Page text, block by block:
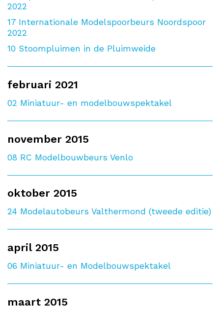
2022
17 Internationale Modelspoorbeurs Noordspoor
2022
10 Stoompluimen in de Pluimweide
februari 2021
02 Miniatuur- en modelbouwspektakel
november 2015
08 RC Modelbouwbeurs Venlo
oktober 2015
24 Modelautobeurs Valthermond (tweede editie)
april 2015
06 Miniatuur- en Modelbouwspektakel
maart 2015